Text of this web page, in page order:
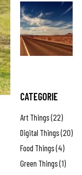
CATEGORIE
Art Things(22)
Digital Things(20)
Food Things(4)
Green Things(1)